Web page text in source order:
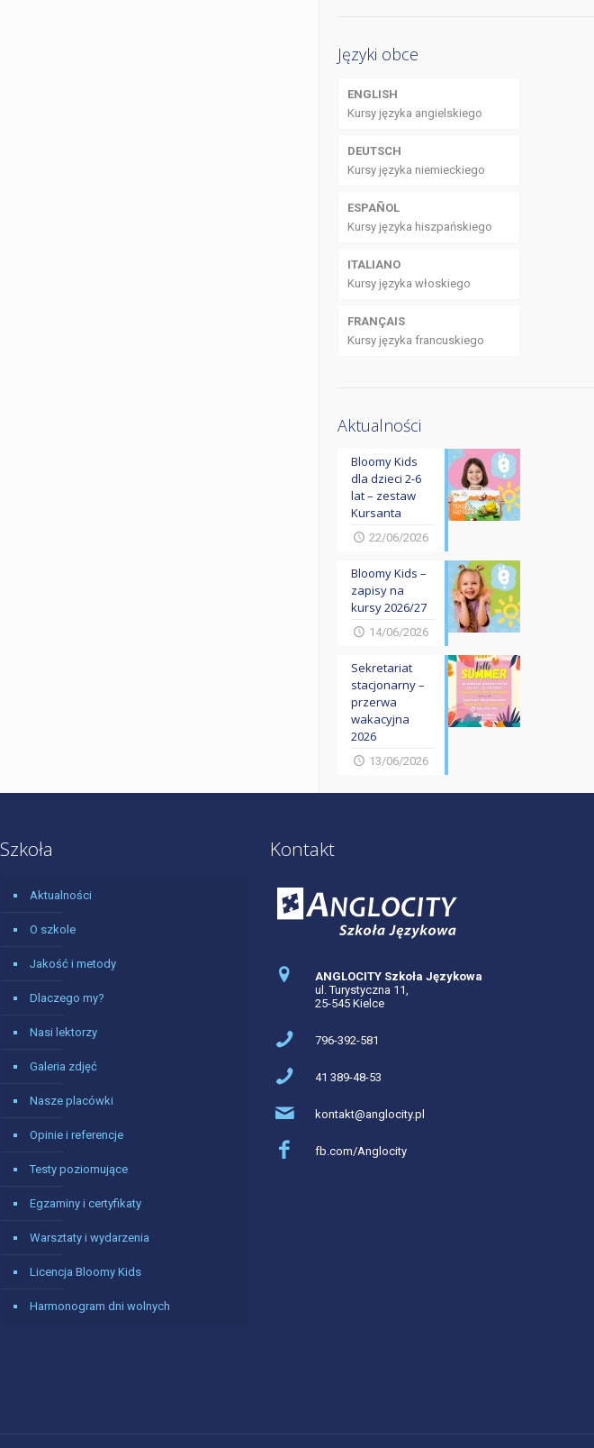
Języki obce
ENGLISH
Kursy języka angielskiego
DEUTSCH
Kursy języka niemieckiego
ESPAÑOL
Kursy języka hiszpańskiego
ITALIANO
Kursy języka włoskiego
FRANÇAIS
Kursy języka francuskiego
Aktualności
Bloomy Kids
dla dzieci 2-6
lat – zestaw
Kursanta
22/06/2026
Bloomy Kids –
zapisy na
kursy 2026/27
14/06/2026
Sekretariat
stacjonarny –
przerwa
wakacyjna
2026
13/06/2026
Szkoła
Aktualności
O szkole
Jakość i metody
Dlaczego my?
Nasi lektorzy
Galeria zdjęć
Nasze placówki
Opinie i referencje
Testy poziomujące
Egzaminy i certyfikaty
Warsztaty i wydarzenia
Licencja Bloomy Kids
Harmonogram dni wolnych
Kontakt
ANGLOCITY Szkoła Językowa
ul. Turystyczna 11,
25-545 Kielce
796-392-581
41 389-48-53
kontakt@anglocity.pl
fb.com/Anglocity